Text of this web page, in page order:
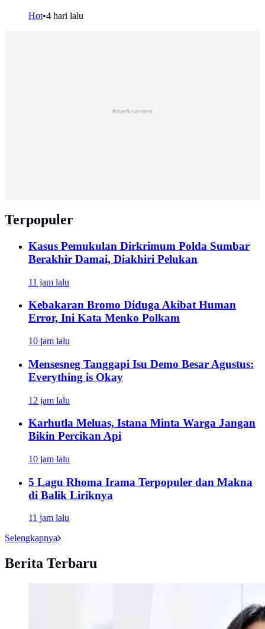
Hot•4 hari lalu
Advertisement
Terpopuler
Kasus Pemukulan Dirkrimum Polda Sumbar
Berakhir Damai, Diakhiri Pelukan
11 jam lalu
Kebakaran Bromo Diduga Akibat Human
Error, Ini Kata Menko Polkam
10 jam lalu
Mensesneg Tanggapi Isu Demo Besar Agustus:
Everything is Okay
12 jam lalu
Karhutla Meluas, Istana Minta Warga Jangan
Bikin Percikan Api
10 jam lalu
5 Lagu Rhoma Irama Terpopuler dan Makna
di Balik Liriknya
11 jam lalu
Selengkapnya
Berita Terbaru